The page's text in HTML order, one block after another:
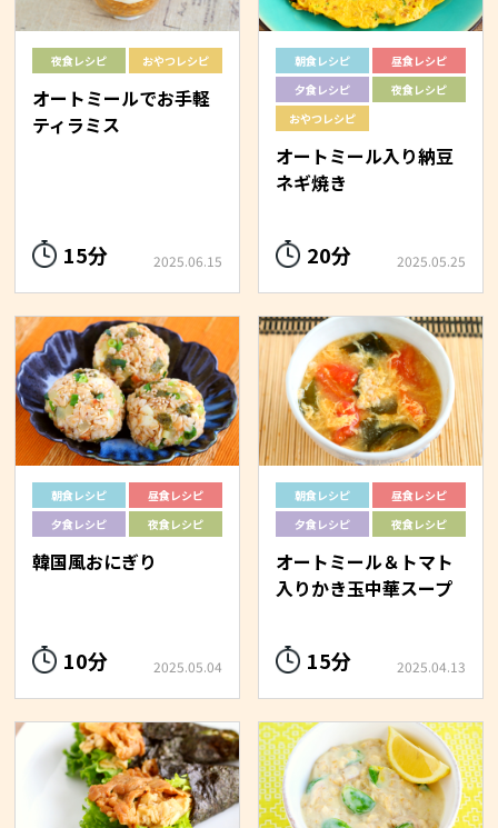
夜食レシピ おやつレシピ
オートミールでお手軽
ティラミス
15分 2025.06.15
朝食レシピ
昼食レシピ
夕食レシピ
夜食レシピ
おやつレシピ
オートミール入り納豆
ネギ焼き
20分 2025.05.25
朝食レシピ
昼食レシピ
夕食レシピ
夜食レシピ
韓国風おにぎり
10分 2025.05.04
朝食レシピ
昼食レシピ
夕食レシピ
夜食レシピ
オートミール＆トマト
入りかき玉中華スープ
15分 2025.04.13